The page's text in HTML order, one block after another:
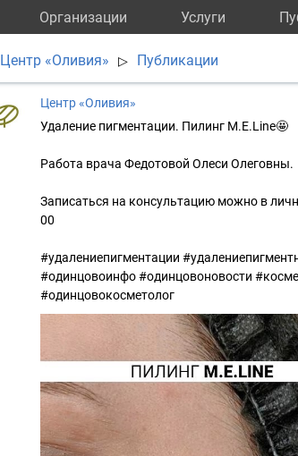
Организации Услуги
Центр «Оливия» ▷ Публикации
Центр «Оливия»
Удаление пигментации. Пилинг M.E.Line🤩
Работа врача Федотовой Олеси Олеговны.
Записаться на консультацию можно в
00
#удалениепигментации
#одинцовоинфо #одинцовоновости
#одинцовокосметолог